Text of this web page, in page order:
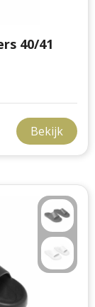
40/41
Bekijk